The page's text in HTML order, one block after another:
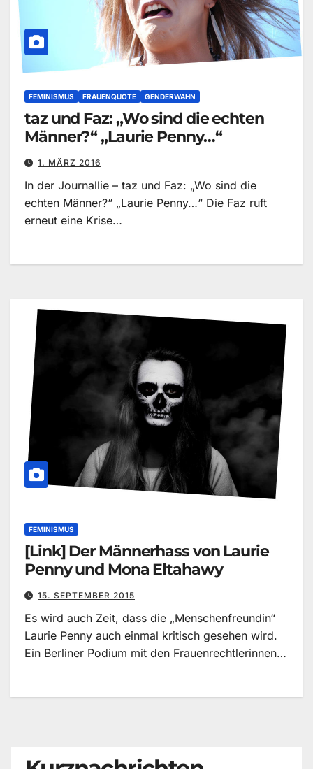
FEMINISMUS FRAUENQUOTE GENDERWAHN
taz und Faz: „Wo sind die echten
Männer?“ „Laurie Penny…“
1. MÄRZ 2016
In der Journallie – taz und Faz: „Wo sind die
echten Männer?“ „Laurie Penny…“ Die Faz ruft
erneut eine Krise…
FEMINISMUS
[Link] Der Männerhass von Laurie
Penny und Mona Eltahawy
15. SEPTEMBER 2015
Es wird auch Zeit, dass die „Menschenfreundin“
Laurie Penny auch einmal kritisch gesehen wird.
Ein Berliner Podium mit den Frauenrechtlerinnen…